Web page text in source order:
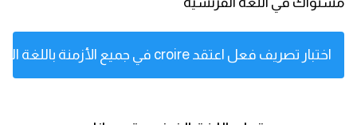
اختبار تصريف فعل اعتقد croire في جميع الأزمنة باللغة الفرنسية الجزء الثاني